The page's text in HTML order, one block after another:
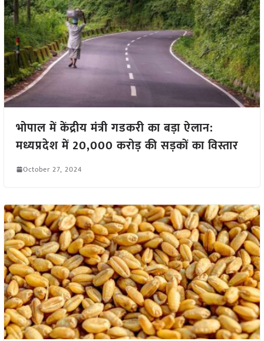
भोपाल में केंद्रीय मंत्री गडकरी का बड़ा ऐलान:
मध्यप्रदेश में 20,000 करोड़ की सड़कों का विस्तार
October 27, 2024